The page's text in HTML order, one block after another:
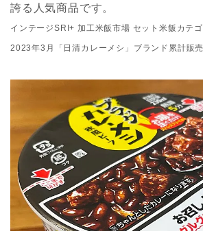
誇る人気商品です。
インテージSRI+ 加工米飯市場 セット米飯カテ
2023年3月「日清カレーメシ」ブランド累計販